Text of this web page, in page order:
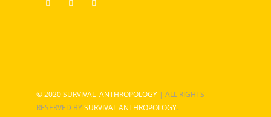
© 2020 SURVIVAL ANTHROPOLOGY| ALL RIGHTS
RESERVED BYSURVIVAL ANTHROPOLOGY.